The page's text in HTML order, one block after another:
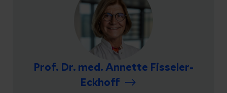
Prof. Dr. med. Annette Fisseler-
Eckhoff